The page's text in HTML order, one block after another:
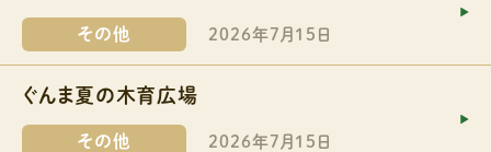
その他 2026年7月15日
その他
ぐんま夏の木育広場
2026年7月15日